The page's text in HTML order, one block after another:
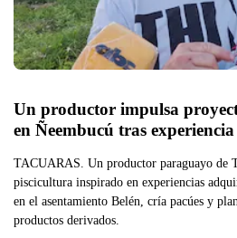
Un productor impulsa
en Ñeembucú tras
TACUARAS. Un productor paraguayo de
piscicultura inspirado en experiencias
en el asentamiento Belén, cría pacúes y
productos derivados.